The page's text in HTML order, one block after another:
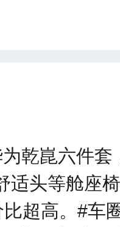
乾崑六件
头等舱座
超高。#车